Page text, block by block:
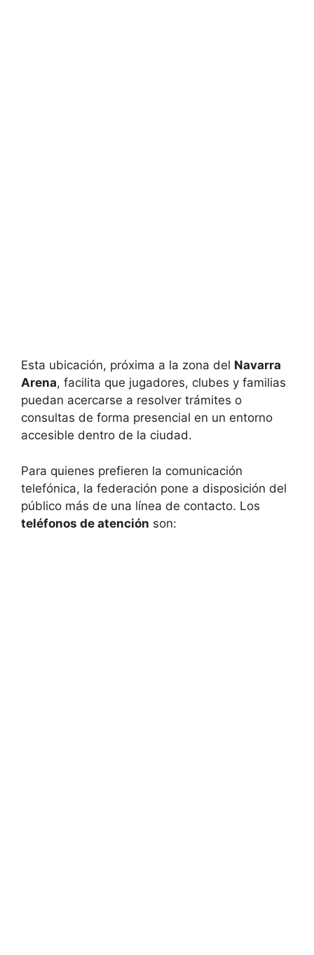
Esta ubicación, próxima a la zona del Navarra
Arena, facilita que jugadores, clubes y familias
puedan acercarse a resolver trámites o
consultas de forma presencial en un entorno
accesible dentro de la ciudad.
Para quienes prefieren la comunicación
telefónica, la federación pone a disposición del
público más de una línea de contacto. Los
teléfonos de atención son: